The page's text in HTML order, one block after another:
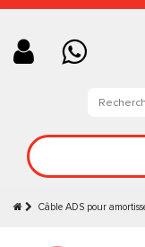
Câble ADS pour